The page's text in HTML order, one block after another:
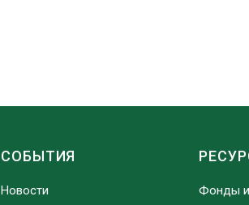
СОБЫТИЯ
Новости
Фонды и